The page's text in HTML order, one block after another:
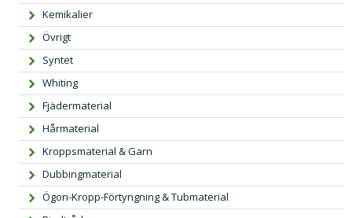
Kemikalier
Övrigt
Syntet
Whiting
Fjädermaterial
Hårmaterial
Kroppsmaterial & Garn
Dubbingmaterial
Ögon-Kropp-Förtyngning & Tubmaterial